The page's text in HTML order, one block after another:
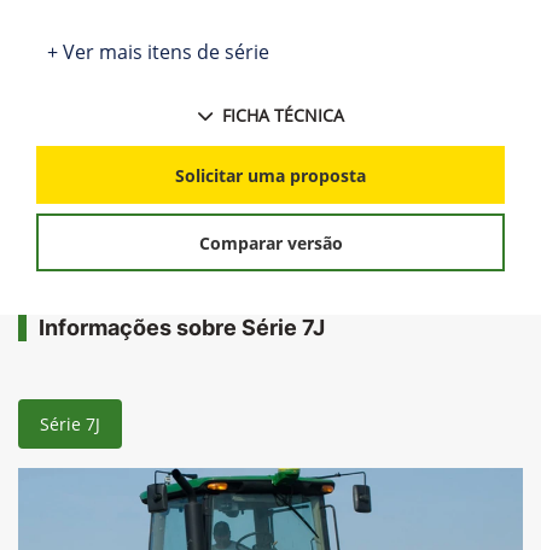
+ Ver mais itens de série
FICHA TÉCNICA
Solicitar uma proposta
Comparar versão
Informações sobre Série 7J
Série 7J